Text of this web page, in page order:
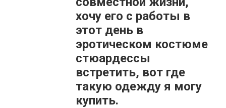
хочу его с работы в
этот день в
эротическом костюме
стюардессы
встретить, вот где
такую одежду я могу
купить.